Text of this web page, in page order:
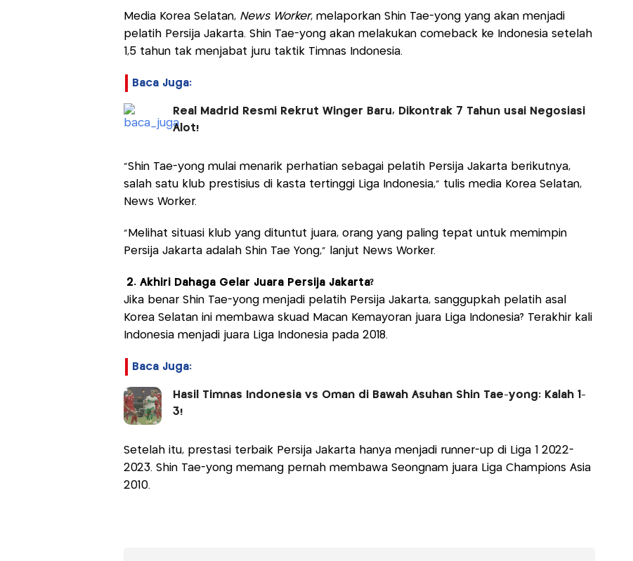
Media Korea Selatan,News Worker, melaporkan Shin Tae-yong yang akan menjadi
pelatih Persija Jakarta. Shin Tae-yong akan melakukan comeback ke Indonesia setelah
1,5 tahun tak menjabat juru taktik Timnas Indonesia.
Baca Juga:
Real Madrid Resmi Rekrut Winger Baru, Dikontrak 7 Tahun usai Negosiasi
Alot!
“Shin Tae-yong mulai menarik perhatian sebagai pelatih Persija Jakarta berikutnya,
salah satu klub prestisius di kasta tertinggi Liga Indonesia,” tulis media Korea Selatan,
News Worker.
"Melihat situasi klub yang dituntut juara, orang yang paling tepat untuk memimpin
Persija Jakarta adalah Shin Tae Yong," lanjut News Worker.
2. Akhiri Dahaga Gelar Juara Persija Jakarta?
Jika benar Shin Tae-yong menjadi pelatih Persija Jakarta, sanggupkah pelatih asal
Korea Selatan ini membawa skuad Macan Kemayoran juara Liga Indonesia? Terakhir kali
Indonesia menjadi juara Liga Indonesia pada 2018.
Baca Juga:
Hasil Timnas Indonesia vs Oman di Bawah Asuhan Shin Tae-yong: Kalah 1-
3!
Setelah itu, prestasi terbaik Persija Jakarta hanya menjadi runner-up di Liga 1 2022-
2023. Shin Tae-yong memang pernah membawa Seongnam juara Liga Champions Asia
2010.